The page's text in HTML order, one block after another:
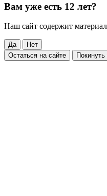
Вам уже есть 12 лет?
Наш сайт содержит
Да
Нет
Остаться на сайте
Покинуть